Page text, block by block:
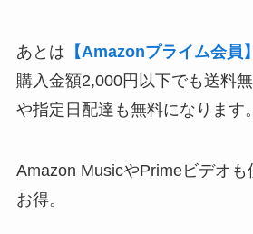
あとは 【Amazonプライム会員】
購入金額2,000円以下でも送料
や指定日配達も無料になります。
Amazon MusicやPrimeビデオも
お得。